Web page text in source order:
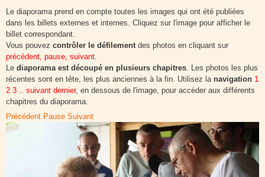
Le diaporama prend en compte toutes les images qui ont été publiées
dans les billets externes et internes. Cliquez sur l'image pour afficher le
billet correspondant.
Vous pouvez contrôler le défilementdes photos en cliquant sur
précédent, pause, suivant.
Le diaporama est découpé en plusieurs chapitres. Les photos les plus
récentes sont en tête, les plus anciennes à la fin. Utilisez la navigation 1
2 3 .. suivant dernier, en dessous de l'image, pour accéder aux différents
chapitres du diaporama.
Précédent Pause Suivant